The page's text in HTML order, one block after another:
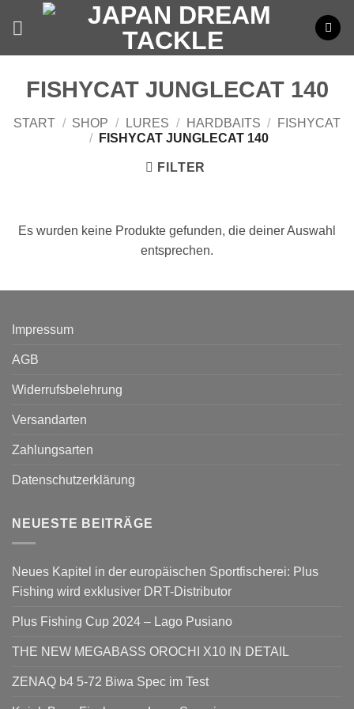
FISHYCAT JUNGLECAT 140
START / SHOP / LURES / HARDBAITS /
FISHYCAT
/
FISHYCAT JUNGLECAT 140
FILTER
Es wurden keine Produkte gefunden, die deiner Auswahl
entsprechen.
Impressum
AGB
Widerrufsbelehrung
Versandarten
Zahlungsarten
Datenschutzerklärung
NEUESTE BEITRÄGE
Neues Kapitel in der europäischen Sportfischerei: Plus
Fishing wird exklusiver DRT-Distributor
Plus Fishing Cup 2024 – Lago Pusiano
THE NEW MEGABASS OROCHI X10 IN DETAIL
ZENAQ b4 5-72 Biwa Spec im Test